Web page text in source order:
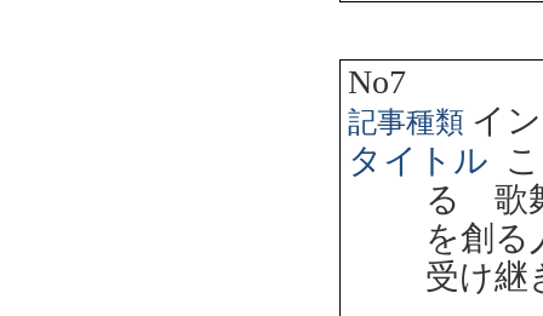
No7
記事種類 イ
タイトル
る 歌
を創
受け継